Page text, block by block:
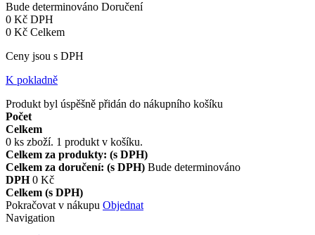
Bude determinováno Doručení
0 Kč DPH
0 Kč Celkem
Ceny jsou s DPH
K pokladně
Produkt byl úspěšně přidán do nákupního košíku
Počet
Celkem
0 ks zboží. 1 produkt v košíku.
Celkem za produkty: (s DPH)
Celkem za doručení: (s DPH) Bude determinováno
DPH 0 Kč
Celkem (s DPH)
Pokračovat v nákupu Objednat
Navigation